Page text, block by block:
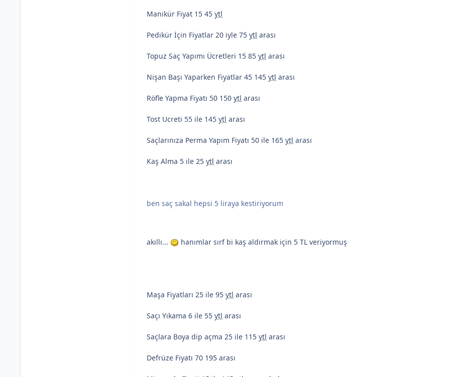
Manikür Fiyat 15 45 ytl
Pedikür İçin Fiyatlar 20 iyle 75 ytl arası
Topuz Saç Yapımı Ücretleri 15 85 ytl arası
Nişan Başı Yaparken Fiyatlar 45 145 ytl arası
Röfle Yapma Fiyatı 50 150 ytl arası
Tost Ucreti 55 ile 145 ytl arası
Saçlarınıza Perma Yapım Fiyatı 50 ile 165 ytl arası
Kaş Alma 5 ile 25 ytl arası
ben saç sakal hepsi 5 liraya kestiriyorum
akıllı... hanımlar sırf bi kaş aldırmak için 5 TL veriyormuş
Maşa Fiyatları 25 ile 95 ytl arası
Saçı Yıkama 6 ile 55 ytl arası
Saçlara Boya dip açma 25 ile 115 ytl arası
Defrüze Fiyatı 70 195 arası